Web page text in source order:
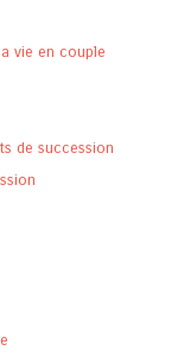
vie en couple
de succession